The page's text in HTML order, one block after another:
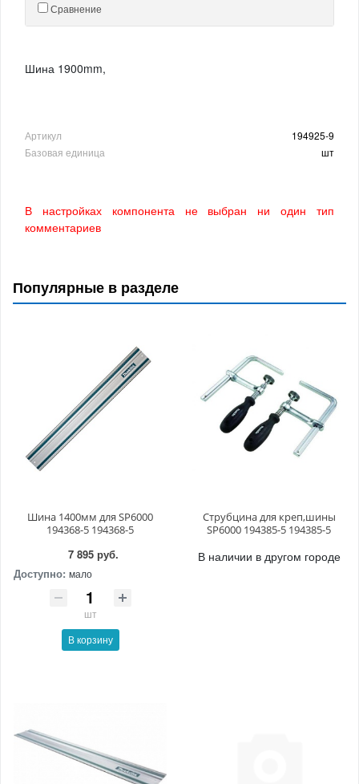
Сравнение
Шина 1900mm,
Артикул
194925-9
Базовая единица
шт
В настройках компонента не выбран ни один тип
комментариев
Популярные в разделе
Шина 1400мм для SP6000
194368-5 194368-5
7 895 руб.
Доступно: мало
шт
В корзину
Струбцина для креп,шины
SP6000 194385-5 194385-5
В наличии в другом городе